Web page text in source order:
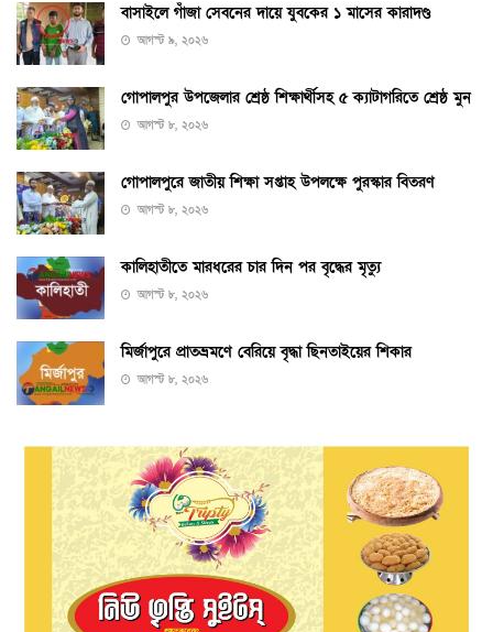
বাসাইলে গাঁজা সেবনের দায়ে যুবকের ১ মাসের কারাদণ্ড
আগস্ট ৯, ২০২৬
গোপালপুর উপজেলার শ্রেষ্ঠ শিক্ষার্থীসহ ৫ ক্যাটাগরিতে শ্রেষ্ঠ মুন
আগস্ট ৮, ২০২৬
গোপালপুরে জাতীয় শিক্ষা সপ্তাহ উপলক্ষে পুরস্কার বিতরণ
আগস্ট ৮, ২০২৬
কালিহাতীতে মারধরের চার দিন পর বৃদ্ধের মৃত্যু
আগস্ট ৮, ২০২৬
মির্জাপুরে প্রাতভ্রমণে বেরিয়ে বৃদ্ধা ছিনতাইয়ের শিকার
আগস্ট ৮, ২০২৬